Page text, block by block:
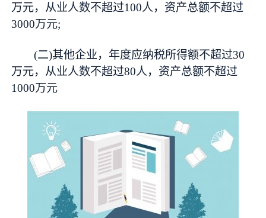
万元，从业人数不超过100人，资产总额不超过
3000万元;
(二)其他企业，年度应纳税所得额不超过30
万元，从业人数不超过80人，资产总额不超过
1000万元